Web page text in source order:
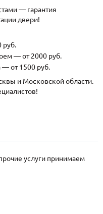
— гарантия
двери!
руб.
— от 2000 руб.
от 1500 руб.
и Московской области.
услуги принимаем